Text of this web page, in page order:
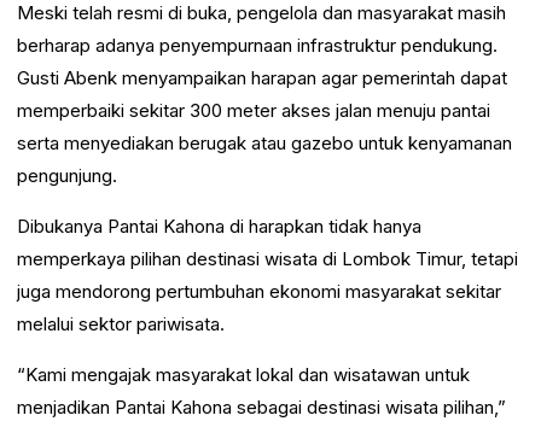
Meski telah resmi di buka, pengelola dan masyarakat masih
berharap adanya penyempurnaan infrastruktur pendukung.
Gusti Abenk menyampaikan harapan agar pemerintah dapat
memperbaiki sekitar 300 meter akses jalan menuju pantai
serta menyediakan berugak atau gazebo untuk kenyamanan
pengunjung.
Dibukanya Pantai Kahona di harapkan tidak hanya
memperkaya pilihan destinasi wisata di Lombok Timur, tetapi
juga mendorong pertumbuhan ekonomi masyarakat sekitar
melalui sektor pariwisata.
“Kami mengajak masyarakat lokal dan wisatawan untuk
menjadikan Pantai Kahona sebagai destinasi wisata pilihan,”